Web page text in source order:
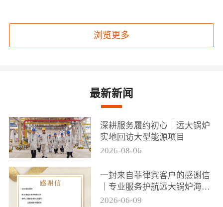
浏览更多
最新新闻
深耕服务履约初心｜远大锅炉
实地回访大型能源项目
2026-08-06
一封来自菲律宾客户的感谢信
｜专业服务护航远大锅炉海外
项目落地
2026-06-09